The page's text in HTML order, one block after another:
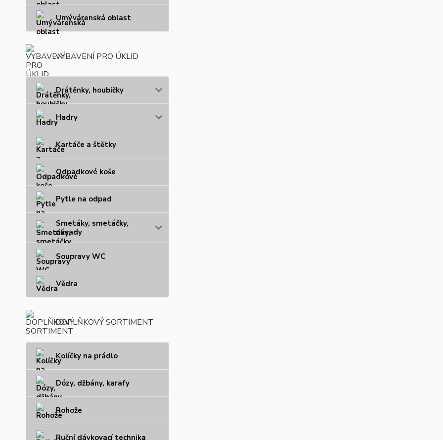
Umývárenská oblast
VYBAVENÍ PRO ÚKLID
Drátěnky, houbičky
Hadry
Kartáče a štětky
Odpadkové koše
Pytle na odpad
Smetáky, smetáčky,
násady
Soupravy WC
Vědra
DOPLŇKOVÝ SORTIMENT
Kolíčky na prádlo
Dózy, džbány, karafy
Rohože
Ruční dávkovací technika